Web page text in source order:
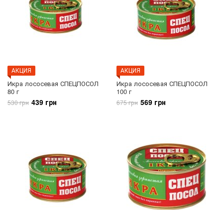
АКЦИЯ
Икра лососевая СПЕЦПОСОЛ
80 г
530 грн 439 грн
АКЦИЯ
Икра лососевая СПЕЦПОСОЛ
100 г
675 грн 569 грн